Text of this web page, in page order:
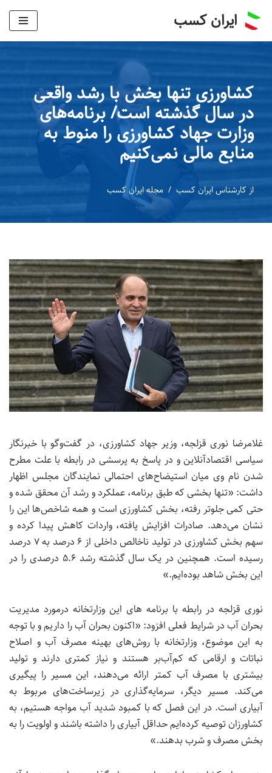
پرش
ایران کسب
کشاورزی تنها بخش با رشد واقعی
در سال گذشته است/ برنامه‌های
وزارت جهاد کشاورزی را منوط به
منابع مالی نمی‌کنیم
از کارشناس ایران کسب مجله ایران کسب
غلامرضا نوری قزلجه، وزیر جهاد کشاورزی، در گفت‌وگو با خبرنگار
سیاسی اقتصادآنلاین و در پاسخ به پرسشی در رابطه با علت مطرح
شدن نام وی میان استیضاح‌های احتمالی نمایندگان مجلس اظهار
داشت: «تنها بخشی که طبق برنامه، عملکرد و رشد آن محقق شده و
حتی کمی جلوتر رفته، بخش کشاورزی است و همه شاخص‌ها این را
نشان می‌دهد. صادرات افزایش یافته، واردات کاهش پیدا کرده و
سهم بخش کشاورزی در تولید ناخالص داخلی از ۶ درصد به ۷ درصد
رسیده است. همچنین در یک سال گذشته رشد ۵.۶ درصدی را در
این بخش شاهد بوده‌ایم.»
نوری قزلجه در رابطه با برنامه های این وزارتخانه درمورد مدیریت
بحران آب در شرایط فعلی افزود: «اکنون بحران آب را داریم و با توجه
به این موضوع، وزارتخانه با روش‌های بهینه مصرف آب و اصلاح
نباتات و ارقامی که کم‌آب‌بر هستند و نیاز کمتری دارند و تولید
بیشتری با مصرف آب کمتر ارائه می‌دهند، این مسیر را پیگیری
می‌کند. مسیر دیگر، سرمایه‌گذاری در زیرساخت‌های مربوط به
آبیاری است. در این فصل که با کمبود شدید آب مواجه هستیم، به
کشاورزان توصیه کرده‌ایم حداقل آبیاری را داشته باشند و اولویت را به
بخش مصرف و شرب بدهند.»